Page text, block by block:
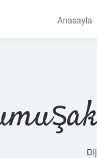
Anasayfa